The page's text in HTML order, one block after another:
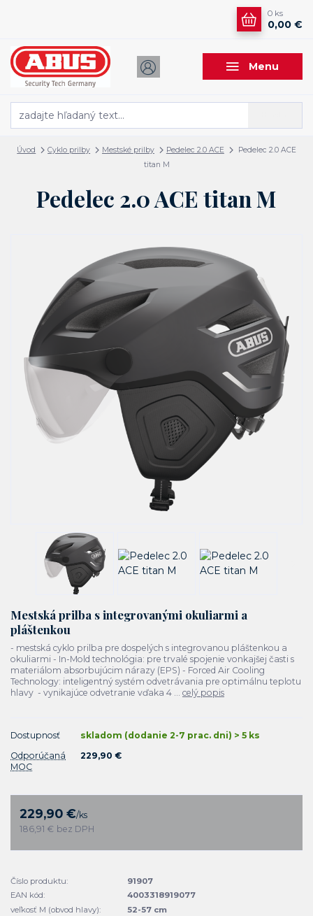
Menu
0 ks
0,00 €
Úvod Cyklo prilby Mestské prilby Pedelec 2.0 ACE
Pedelec 2.0 ACE
titan M
Pedelec 2.0 ACE titan M
Mestská prilba s integrovanými okuliarmi a
pláštenkou
- mestská cyklo prilba pre dospelých s integrovanou pláštenkou a
okuliarmi - In-Mold technológia: pre trvalé spojenie vonkajšej časti s
materiálom absorbujúcim nárazy (EPS) - Forced Air Cooling
Technology: inteligentný systém odvetrávania pre optimálnu teplotu
hlavy - vynikajúce odvetranie vďaka 4 ... celý popis
Dostupnosť
skladom (dodanie 2-7 prac. dni) > 5 ks
Odporúčaná
MOC
229,90 €
229,90 €/ks
186,91 € bez DPH
Číslo produktu:
91907
EAN kód:
4003318919077
veľkosť M (obvod hlavy):
52-57 cm